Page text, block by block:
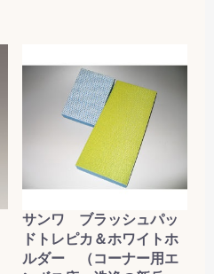
サンワ ブラッシュパッ
ドトレピカ＆ホワイトホ
ルダー （コーナー用エ